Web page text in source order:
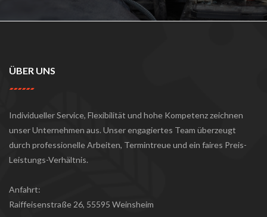
ÜBER UNS
Individueller Service, Flexibilität und hohe Kompetenz zeichnen
unser Unternehmen aus. Unser engagiertes Team überzeugt
durch professionelle Arbeiten, Termintreue und ein faires Preis-
Leistungs-Verhältnis.
Anfahrt:
Raiffeisenstraße 26, 55595 Weinsheim